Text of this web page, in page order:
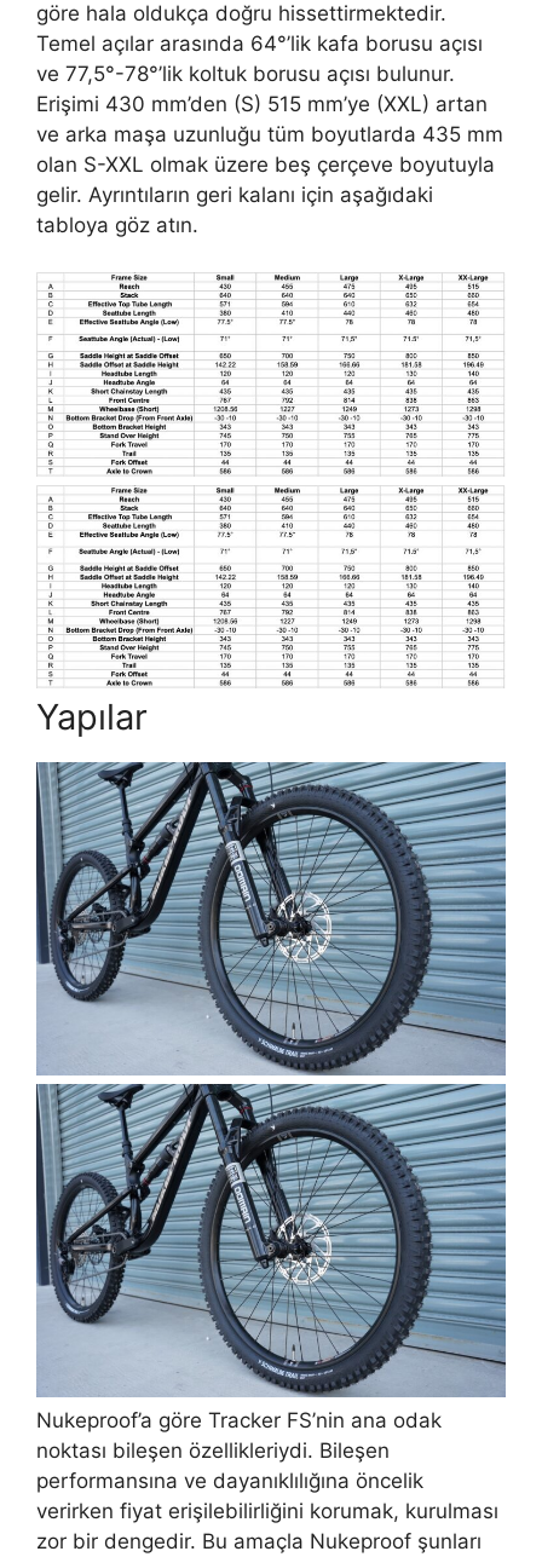
göre hala oldukça doğru hissettirmektedir.
Temel açılar arasında 64°’lik kafa borusu açısı
ve 77,5°-78°’lik koltuk borusu açısı bulunur.
Erişimi 430 mm’den (S) 515 mm’ye (XXL) artan
ve arka maşa uzunluğu tüm boyutlarda 435 mm
olan S-XXL olmak üzere beş çerçeve boyutuyla
gelir. Ayrıntıların geri kalanı için aşağıdaki
tabloya göz atın.
Yapılar
Nukeproof’a göre Tracker FS’nin ana odak
noktası bileşen özellikleriydi. Bileşen
performansına ve dayanıklılığına öncelik
verirken fiyat erişilebilirliğini korumak, kurulması
zor bir dengedir. Bu amaçla Nukeproof şunları